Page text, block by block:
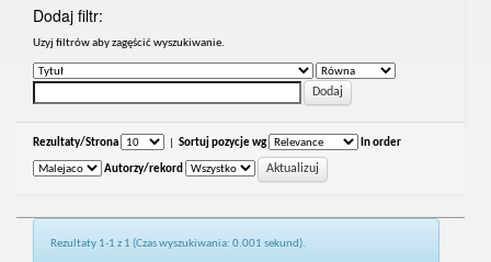
Dodaj filtr:
Uzyj filtrów aby zagęścić wyszukiwanie.
Rezultaty/Strona Sortuj pozycje wg In order
Autorzy/rekord
Rezultaty 1-1 z 1 (Czas wyszukiwania: 0.001 sekund).